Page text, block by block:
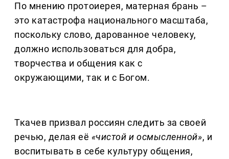
По мнению протоиерея, матерная брань –
это катастрофа национального масштаба,
поскольку слово, дарованное человеку,
должно использоваться для добра,
творчества и общения как с
окружающими, так и с Богом.
Ткачев призвал россиян следить за своей
речью, делая её «чистой и осмысленной», и
воспитывать в себе культуру общения,